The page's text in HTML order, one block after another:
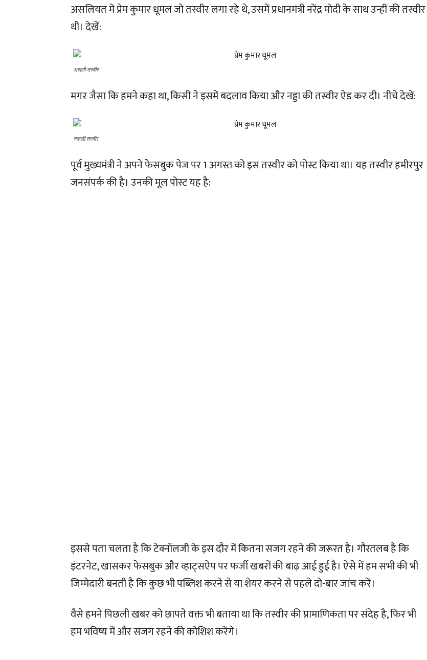
असलियत में प्रेम कुमार धूमल जो तस्वीर लगा रहे थे, उसमें प्रधानमंत्री नरेंद्र मोदी के साथ उन्हीं की तस्वीर
थी। देखें:
असली तस्वीर
मगर जैसा कि हमने कहा था, किसी ने इसमें बदलाव किया और नड्डा की तस्वीर ऐड कर दी। नीचे देखें:
नकली तस्वीर
पूर्व मुख्यमंत्री ने अपने फेसबुक पेज पर 1 अगस्त को इस तस्वीर को पोस्ट किया था। यह तस्वीर हमीरपुर
जनसंपर्क की है। उनकी मूल पोस्ट यह है:
इससे पता चलता है कि टेक्नॉलजी के इस दौर में कितना सजग रहने की जरूरत है। गौरतलब है कि
इंटरनेट, खासकर फेसबुक और व्हाट्सऐप पर फर्जी खबरों की बाढ़ आई हुई है। ऐसे में हम सभी की भी
जिम्मेदारी बनती है कि कुछ भी पब्लिश करने से या शेयर करने से पहले दो-बार जांच करें।
वैसे हमने पिछली खबर को छापते वक्त भी बताया था कि तस्वीर की प्रामाणिकता पर संदेह है, फिर भी
हम भविष्य में और सजग रहने की कोशिश करेंगे।